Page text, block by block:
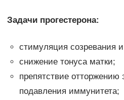
Задачи прогестерона:
стимуляция созревания
снижение тонуса матки;
препятствие
подавления иммунитета;